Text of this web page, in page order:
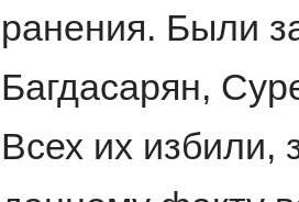
ранения. Были
Багдасарян,
Всех их избили,